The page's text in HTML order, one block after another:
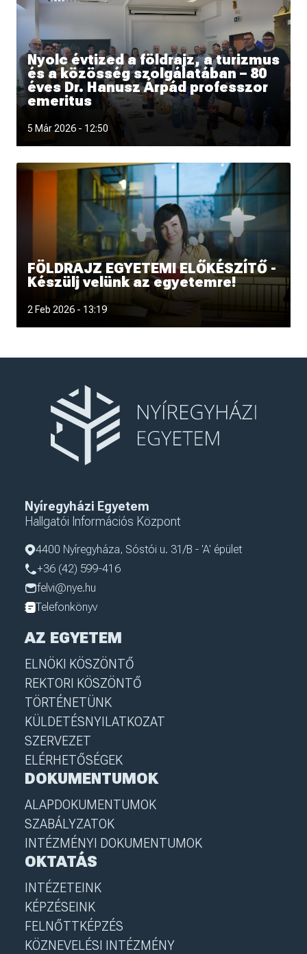
Nyolc évtized a földrajz, a turizmus
és a közösség szolgálatában – 80
éves Dr. Hanusz Árpád professzor
emeritus
5 Már 2026 - 12:50
FÖLDRAJZ EGYETEMI ELŐKÉSZÍTŐ -
Készülj velünk az egyetemre!
Szeretnél magabiztosabban belevágni a földrajz egyetemi
2 Feb 2026 - 13:19
Nyíregyházi Egyetem
Hallgatói Információs Központ
4400 Nyíregyháza, Sóstói u. 31/B - 'A' épület
+36 (42) 599-416
felvi@nye.hu
Telefonkönyv
AZ EGYETEM
ELNÖKI KÖSZÖNTŐ
REKTORI KÖSZÖNTŐ
TÖRTÉNETÜNK
KÜLDETÉSNYILATKOZAT
SZERVEZET
ELÉRHETŐSÉGEK
DOKUMENTUMOK
ALAPDOKUMENTUMOK
SZABÁLYZATOK
INTÉZMÉNYI DOKUMENTUMOK
OKTATÁS
INTÉZETEINK
KÉPZÉSEINK
FELNŐTTKÉPZÉS
KÖZNEVELÉSI INTÉZMÉNY